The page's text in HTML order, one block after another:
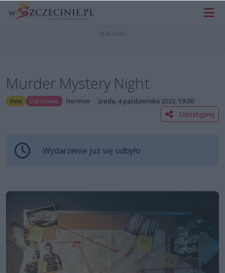
Murder Mystery Night
Inne Darmowe Hormon środa, 4 października 2023, 19:30
Udostępnij
Wydarzenie już się odbyło